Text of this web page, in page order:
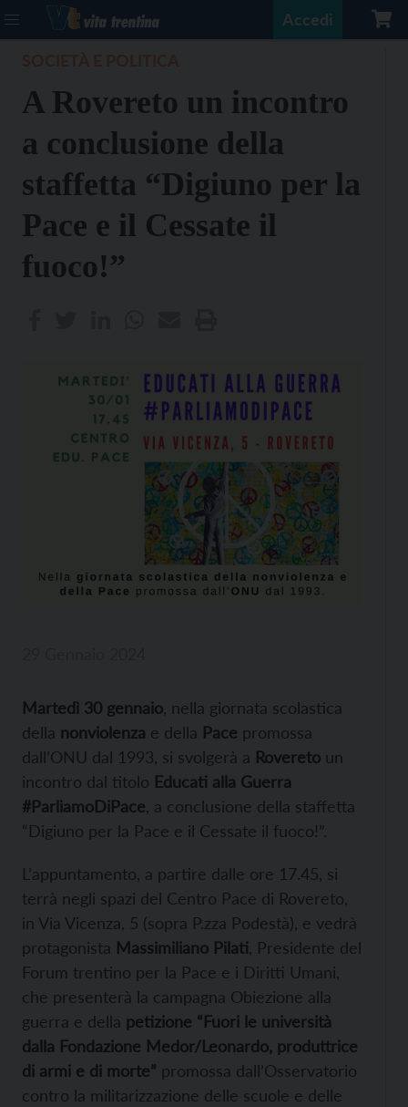
Accedi
A Rovereto un incontro
a conclusione della
staffetta “Digiuno per la
Pace e il Cessate il
fuoco!”
Martedì 30 gennaio , nella giornata scolastica
della nonviolenza e della Pace promossa
dall’ONU dal 1993, si svolgerà a Rovereto un
incontro dal titolo Educati alla Guerra
#ParliamoDiPace , a conclusione della staffetta
“Digiuno per la Pace e il Cessate il fuoco!”.
L’appuntamento, a partire dalle ore 17.45, si
terrà negli spazi del Centro Pace di Rovereto,
in Via Vicenza, 5 (sopra P.zza Podestà), e vedrà
protagonista Massimiliano Pilati , Presidente del
Forum trentino per la Pace e i Diritti Umani,
che presenterà la campagna Obiezione alla
guerra e della petizione “Fuori le università
dalla Fondazione Medor/Leonardo, produttrice
di armi e di morte” promossa dall’Osservatorio
contro la militarizzazione delle scuole e delle